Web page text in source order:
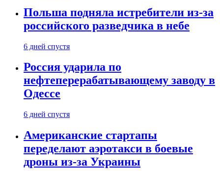
Польша подняла истребители из-за
российского разведчика в небе
6 дней спустя
Россия ударила по
нефтеперерабатывающему заводу в
Одессе
6 дней спустя
Американские стартапы
переделают аэротакси в боевые
дроны из-за Украины